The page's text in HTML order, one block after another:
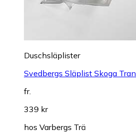
Duschsläplister
Svedbergs Släplist Skoga
fr.
339 kr
hos Varbergs Trä